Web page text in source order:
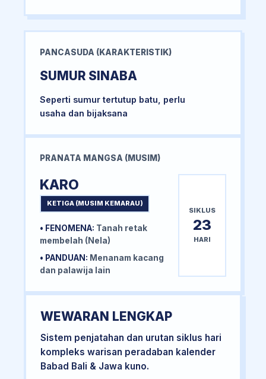
PANCASUDA (KARAKTERISTIK)
SUMUR SINABA
Seperti sumur tertutup batu, perlu
usaha dan bijaksana
PRANATA MANGSA (MUSIM)
KARO
KETIGA (MUSIM KEMARAU)
• FENOMENA: Tanah retak
membelah (Nela)
• PANDUAN: Menanam kacang
dan palawija lain
SIKLUS
23
HARI
WEWARAN LENGKAP
Sistem penjatahan dan urutan siklus hari
kompleks warisan peradaban kalender
Babad Bali & Jawa kuno.